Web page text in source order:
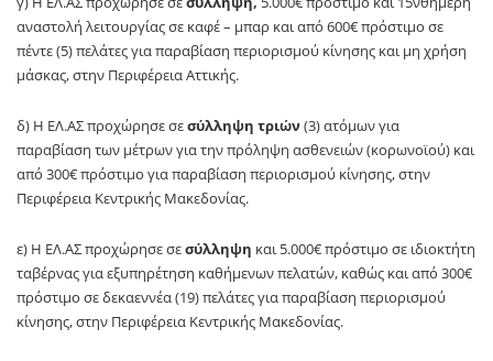
αναστολή λειτουργίας σε καφέ – μπαρ και από 600€ πρόστιμο σε
πέντε (5) πελάτες για παραβίαση περιορισμού κίνησης και μη χρήση
μάσκας, στην Περιφέρεια Αττικής.
δ) Η ΕΛ.ΑΣ προχώρησε σεσύλληψη τριών(3) ατόμων για
παραβίαση των μέτρων για την πρόληψη ασθενειών (κορωνοϊού) και
από 300€ πρόστιμο για παραβίαση περιορισμού κίνησης, στην
Περιφέρεια Κεντρικής Μακεδονίας.
ε) Η ΕΛ.ΑΣ προχώρησε σεσύλληψη και 5.000€ πρόστιμο σε ιδιοκτήτη
ταβέρνας για εξυπηρέτηση καθήμενων πελατών, καθώς και από 300€
πρόστιμο σε δεκαεννέα (19) πελάτες για παραβίαση περιορισμού
κίνησης, στην Περιφέρεια Κεντρικής Μακεδονίας.